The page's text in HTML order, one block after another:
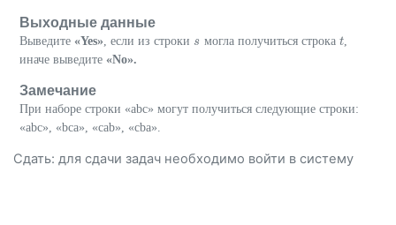
Выходные данные
Выведите «Yes» , если из строки s
s могла получиться строка t
t
иначе выведите «No».
Замечание
При наборе строки «abc» могут получиться следующие строки:
«abc», «bca», «cab», «cba».
Сдать: для сдачи задач необходимо войти в систему